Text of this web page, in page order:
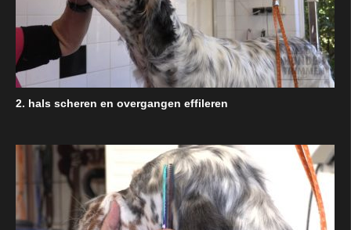
2. hals scheren en overgangen effileren